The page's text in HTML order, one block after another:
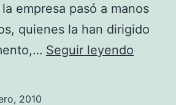
empresa pasó a manos
quienes la han dirigido
Seguir leyendo
2010